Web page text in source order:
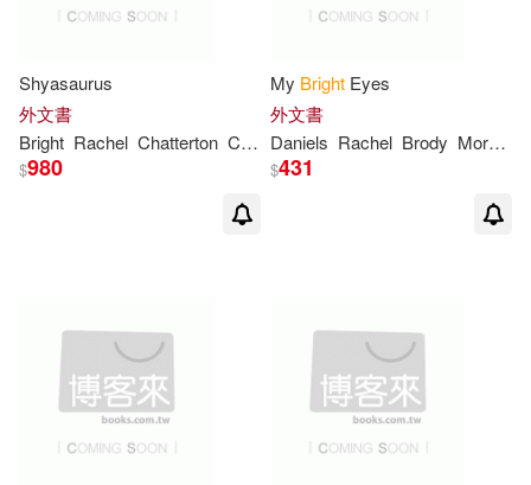
Shyasaurus
外文書
Bright Rachel Chatterton Chris
$980
My Bright Eyes
外文書
Daniels Rachel Brody Morgan
$431